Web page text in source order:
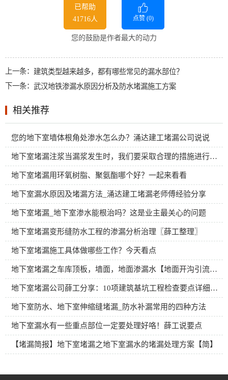
已帮助
41716人
点赞 (0)
您的鼓励是作者最大的动力
上一条： 建筑类型越来越多，都有哪些常见的漏水部位？
下一条： 武汉地铁渗漏水原因分析及防水堵漏施工方案
相关推荐
您的地下室墙体根角处渗水怎么办？涌达建工堵漏公司说说
地下室堵漏注浆当漏浆发生时，我们要采取合理的措施进行应对
地下室堵漏用环氧树脂、聚氨酯哪个好？一起来看看
地下室漏水原因及堵漏方法_涌达建工堵漏老师傅经验分享
地下室堵漏_地下室渗水能根治吗？这是业主最关心的问题
地下室堵漏变形缝防水工程的渗漏分析治理〖薛工整理〗
地下室堵漏施工具体做哪些工作？今天看点
地下室堵漏之车库顶板，墙面，地面渗漏水【地面开沟引流施工方案】
地下室堵漏公司薛工分享：10项建筑基坑工程检查要点详细图解
地下室防水、地下室伸缩缝堵漏_防水补漏常用的四种方法
地下室漏水有一些重点部位一定要处理好咯！薛工说要点
【堵漏简报】地下室堵漏之地下室漏水的堵漏处理方案【简】